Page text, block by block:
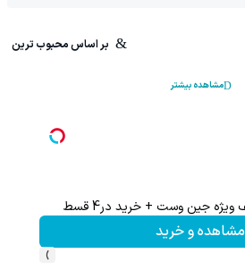
بر اساس محبوب ترین
مشاهده بیشتر
مشاهده و خرید
›